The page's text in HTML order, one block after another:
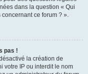
dans la question « Qui
ce forum ? ».
pas !
la création de
votre IP ou interdit le nom